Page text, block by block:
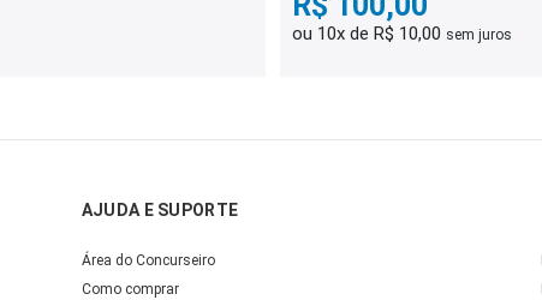
ou 10x de R$ 10,00 sem juros
AJUDA E SUPORTE
Área do Concurseiro
Como comprar